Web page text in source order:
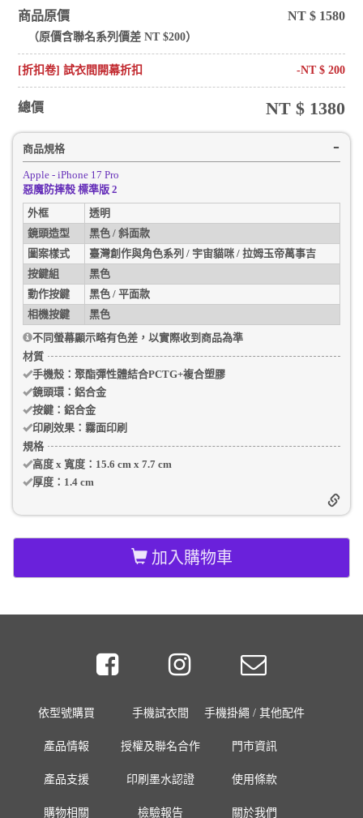
商品原價 NT $ 1580
（原價含聯名系列 價差 NT $200）
[折扣卷] 試衣間開幕折扣 -NT $200
總價 NT $ 1380
商品規格
Apple - iPhone 17 Pro
惡魔防摔殼 標準版 2
外框
透明
鏡頭造型
黑色 / 斜面款
圖案樣式
臺灣創作與角色系列 / 宇宙貓咪 / 拉姆玉帝萬事吉
按鍵組
黑色
動作按鍵
黑色 / 平面款
相機按鍵
黑色
不同螢幕顯示略有色差，以實際收到商品為準
材質
手機殼：聚酯彈性體結合PCTG+複合塑膠
鏡頭環： 鋁合金
按鍵： 鋁合金
印刷效果： 霧面印刷
規格
高度 x 寬度： 15.6 cm x 7.7 cm
厚度： 1.4 cm
加入購物車
依型號購買 手機試衣間 手機掛繩 / 其他配件
產品情報 授權及聯名合作 門市資訊
產品支援 印刷墨水認證 使用條款
購物相關 檢驗報告 關於我們